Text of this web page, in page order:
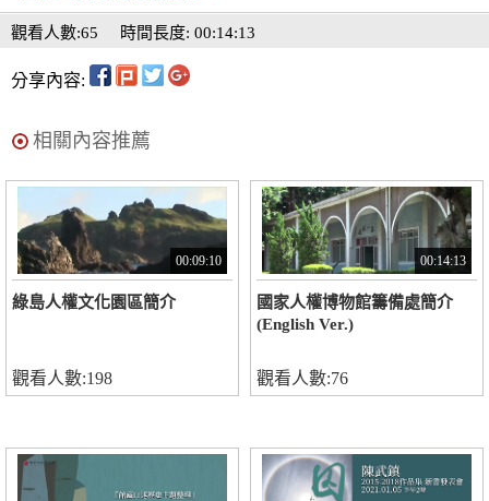
時間長度: 00:14:13
觀看人數:65
分享內容:
相關內容推薦
00:09:10
綠島人權文化園區簡介
觀看人數:198
00:14:13
國家人權博物館籌備處簡介
(English Ver.)
觀看人數:76